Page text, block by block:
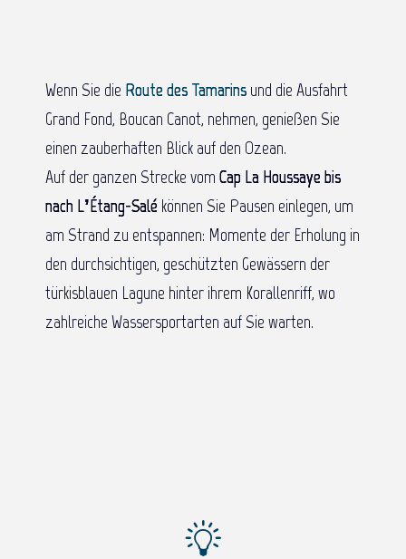
Wenn Sie die Route des Tamarins und die Ausfahrt
Grand Fond, Boucan Canot, nehmen, genießen Sie
einen zauberhaften Blick auf den Ozean.
Auf der ganzen Strecke vom Cap La Houssaye bis
nach L’Étang-Salé können Sie Pausen einlegen, um
am Strand zu entspannen: Momente der Erholung in
den durchsichtigen, geschützten Gewässern der
türkisblauen Lagune hinter ihrem Korallenriff, wo
zahlreiche Wassersportarten auf Sie warten.